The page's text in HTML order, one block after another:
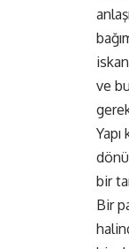
ve
bir
Bir